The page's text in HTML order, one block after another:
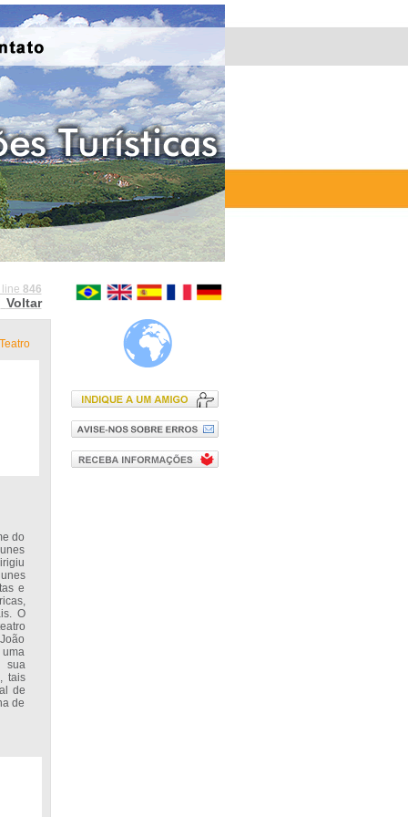
846
Voltar
do
e
O
sua
tais
de
de